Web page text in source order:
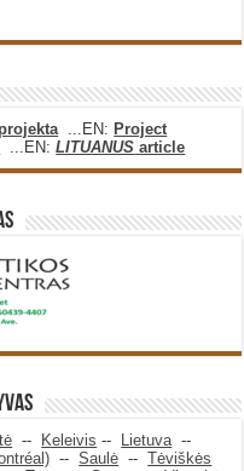
...EN:Project
...EN:LITUANUS article
-- Keleivis -- Lietuva --
--Saulė --Tėviškės